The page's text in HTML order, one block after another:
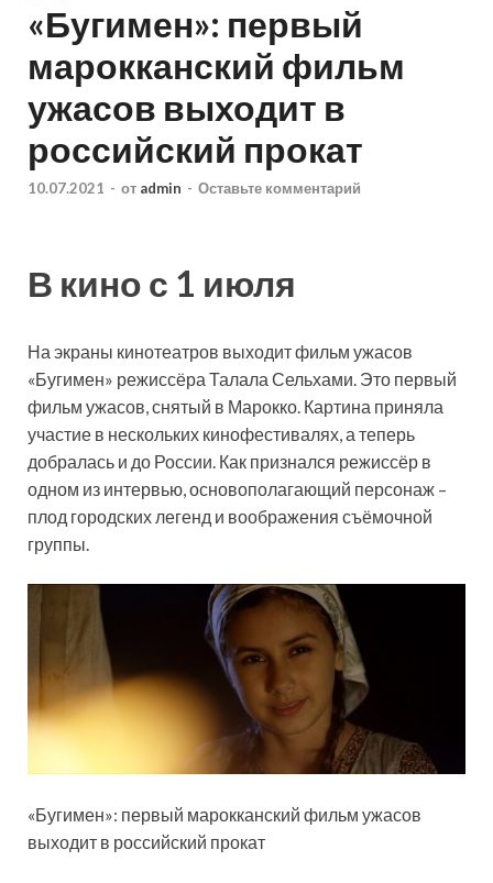
«Бугимен»: первый
марокканский фильм
ужасов выходит в
российский прокат
10.07.2021 - от admin - Оставьте комментарий
В кино с 1 июля
На экраны кинотеатров выходит фильм ужасов
«Бугимен» режиссёра Талала Сельхами. Это первый
фильм ужасов, снятый в Марокко. Картина приняла
участие в нескольких кинофестивалях, а теперь
добралась и до России. Как признался режиссёр в
одном из интервью, основополагающий персонаж –
плод городских легенд и воображения съёмочной
группы.
«Бугимен»: первый марокканский фильм ужасов
выходит в российский прокат